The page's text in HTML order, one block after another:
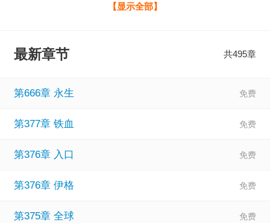
吴三桂:臣不知陈圆圆乃皇上挚爱，臣该死。太阳王路易十
灭雪茄，扣动鲁格尔左轮手枪扳机。 吴越与鹤群：22634
相关：崇祯有把枪txt下载棉花糖
崇祯有
有把枪 梦吴越书评
崇祯有把枪小说txt下
载、崇祯有把枪txt全文免费下载
崇祯有把枪TXT免费下
【显示全部】
最新章节 共495章
第666章 永生
第377章 铁血
第376章 入口
第376章 伊格
第375章 全球